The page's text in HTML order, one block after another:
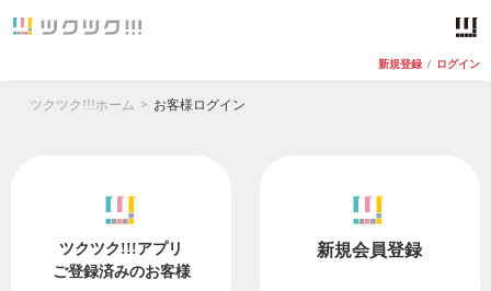
新規登録 / ログイン
ツクツク!!!ホーム お客様ログイン
ツクツク!!!アプリ
ご登録済みのお客様
新規会員登録